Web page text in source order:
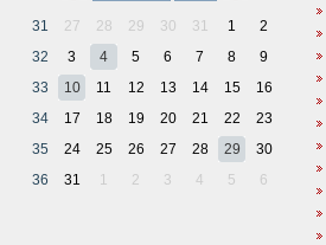
31 27 28 29 30 31 1
2
32
3 4 5 6 7 8
9
33
10 11 12 13 14 15
16
34
17 18 19 20 21 22
23
35
24 25 26 27 28 29
30
36
31 1 2 3 4 5 6